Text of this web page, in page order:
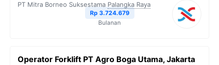
PT Mitra Borneo Suksestama Palangka Raya
Rp 3.724.679
Bulanan
Operator Forklift PT Agro Boga Utama, Jakarta